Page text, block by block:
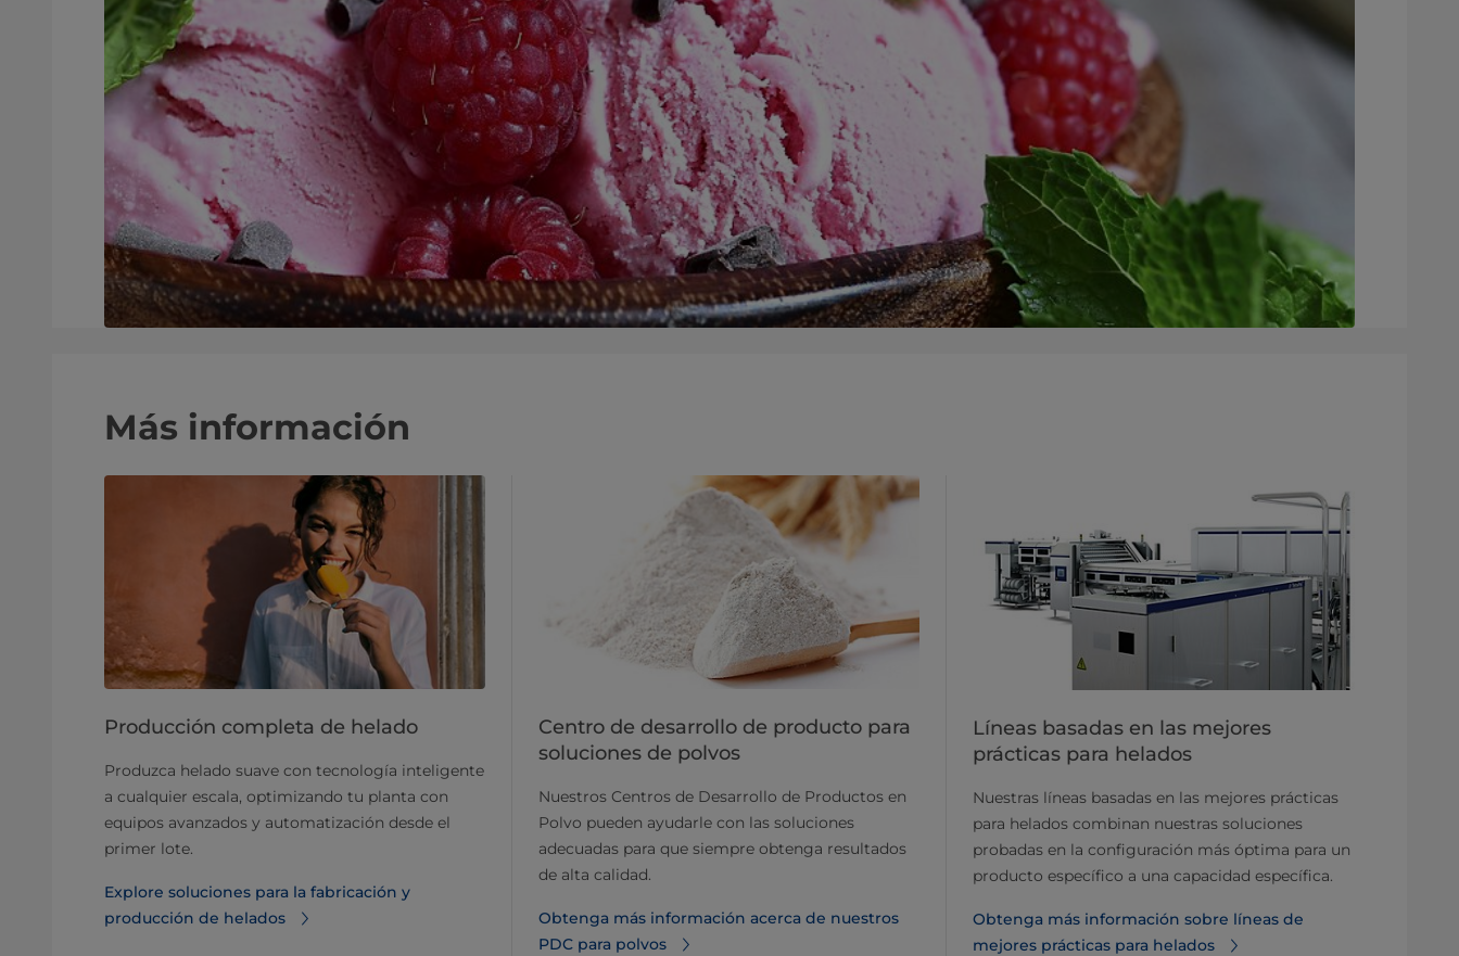
Más información
Producción completa de helado
Produzca helado suave con tecnología inteligente
a cualquier escala, optimizando tu planta con
equipos avanzados y automatización desde el
primer lote.
Explore soluciones para la fabricación y
producción de helados
Centro de desarrollo de producto para
soluciones de polvos
Nuestros Centros de Desarrollo de Productos en
Polvo pueden ayudarle con las soluciones
adecuadas para que siempre obtenga resultados
de alta calidad.
Obtenga más información acerca de nuestros
PDC para polvos
Líneas basadas en las mejores
prácticas para helados
Nuestras líneas basadas en las mejores prácticas
para helados combinan nuestras soluciones
probadas en la configuración más óptima para un
producto específico a una capacidad específica.
​​​​​​​​​​​​​​​​​​​​​​​​​​​​​​Obtenga más información sobre líneas de
mejores prácticas para helados